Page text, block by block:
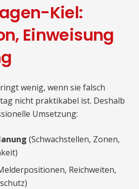
Kiel:
Einweisung
wenig, wenn sie falsch
nicht praktikabel ist. Deshalb
Umsetzung:
(Schwachstellen, Zonen,
Reichweiten,